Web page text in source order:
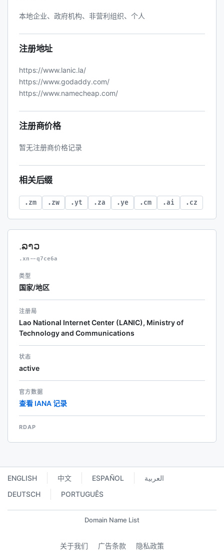
本地企业、政府机构、非营利组织、个人
注册地址
https://www.lanic.la/
https://www.godaddy.com/
https://www.namecheap.com/
注册商价格
暂无注册商价格记录
相关后缀
.zm .zw .yt .za .ye .cm .ai .cz
.ລາວ
.xn--q7ce6a
类型
国家/地区
注册局
Lao National Internet Center (LANIC), Ministry of
Technology and Communications
状态
active
官方数据
查看 IANA 记录
RDAP
ENGLISH 中文 ESPAÑOL
العربية
DEUTSCH
PORTUGUÊS
Domain Name List
关于我们 广告条款 隐私政策